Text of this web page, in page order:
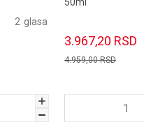
glasa
2
3.967,20 RSD
4.959,00RSD